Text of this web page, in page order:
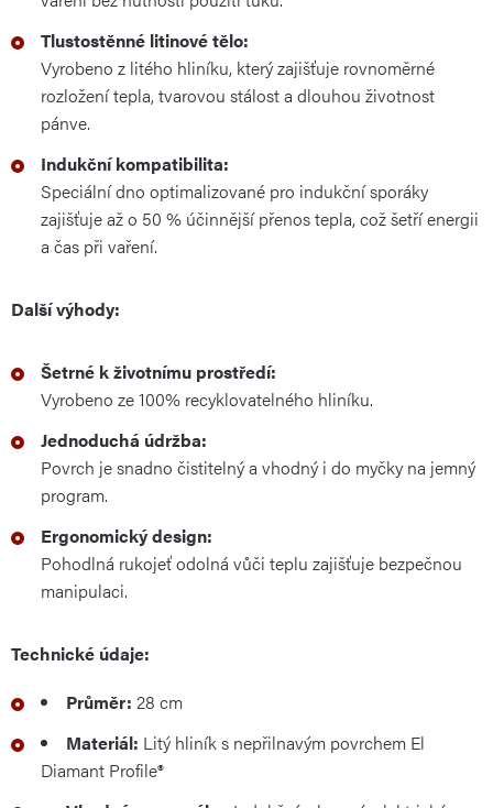
Tlustostěnné litinové tělo:
Vyrobeno z litého hliníku, který zajišťuje rovnoměrné
rozložení tepla, tvarovou stálost a dlouhou životnost
pánve.
Indukční kompatibilita:
Speciální dno optimalizované pro indukční sporáky
zajišťuje až o 50 % účinnější přenos tepla, což šetří energii
a čas při vaření.
Další výhody:
Šetrné k životnímu prostředí:
Vyrobeno ze 100% recyklovatelného hliníku.
Jednoduchá údržba:
Povrch je snadno čistitelný a vhodný i do myčky na jemný
program.
Ergonomický design:
Pohodlná rukojeť odolná vůči teplu zajišťuje bezpečnou
manipulaci.
Technické údaje:
Průměr: 28 cm
Materiál: Litý hliník s nepřilnavým povrchem El
Diamant Profile®